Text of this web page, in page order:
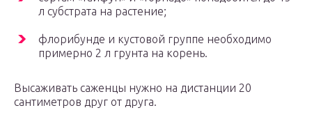
л субстрата на растение;
флорибунде и кустовой группе необходимо
примерно 2 л грунта на корень.
Высаживать саженцы нужно на дистанции 20
сантиметров друг от друга.